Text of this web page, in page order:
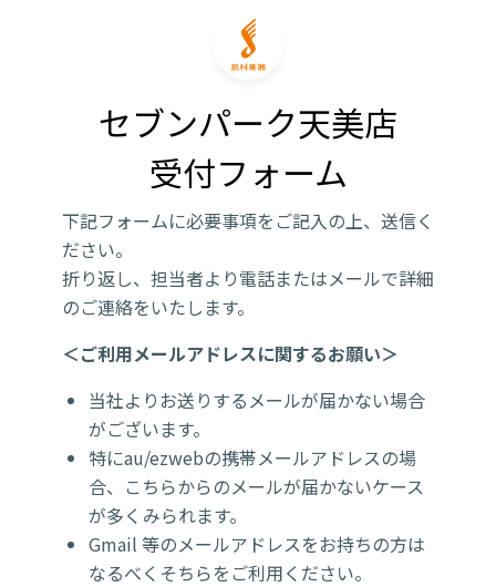
セブンパーク天美店
受付フォーム
下記フォームに必要事項をご記入の上、送信く
ださい。
折り返し、担当者より電話またはメールで詳細
のご連絡をいたします。
＜ご利用メールアドレスに関するお願い＞
当社よりお送りするメールが届かない場合
がございます。
特にau/ezwebの携帯メールアドレスの場
合、こちらからのメールが届かないケース
が多くみられます。
Gmail 等のメールアドレスをお持ちの方は
なるべくそちらをご利用ください。